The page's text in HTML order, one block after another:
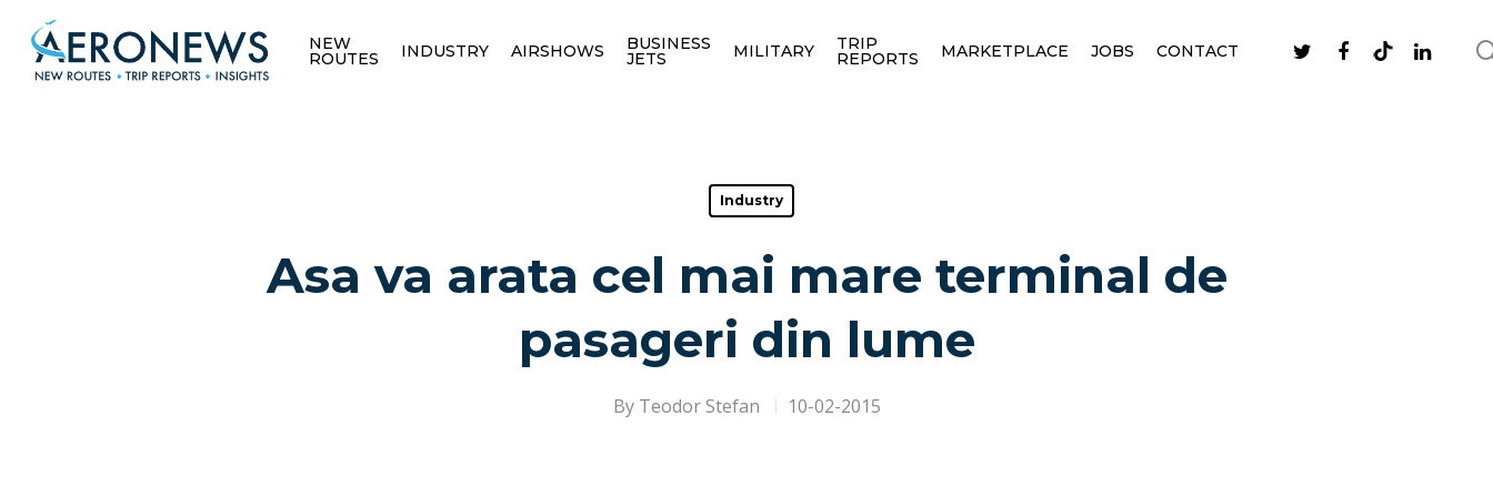
NEW
ROUTES INDUSTRY AIRSHOWS BUSINESS
JETS MILITARY TRIP
REPORTS MARKETPLACE JOBS CONTACT
Industry
Asa va arata cel mai mare terminal de
pasageri din lume
By Teodor Stefan 10-02-2015